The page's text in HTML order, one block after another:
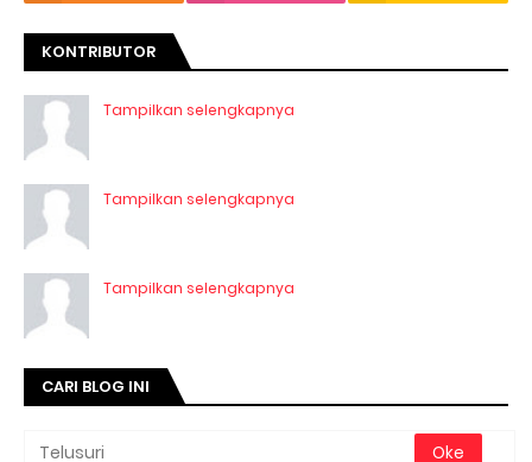
KONTRIBUTOR
Tampilkan selengkapnya
Tampilkan selengkapnya
Tampilkan selengkapnya
CARI BLOG INI